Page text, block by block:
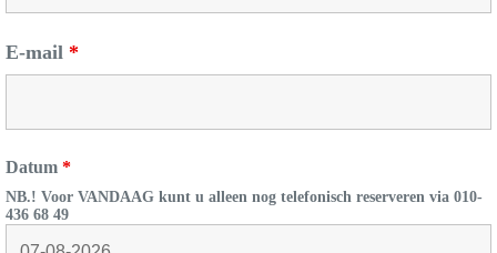
E-mail *
Datum *
NB.! Voor VANDAAG kunt u alleen nog telefonisch reserveren via 010-
436 68 49